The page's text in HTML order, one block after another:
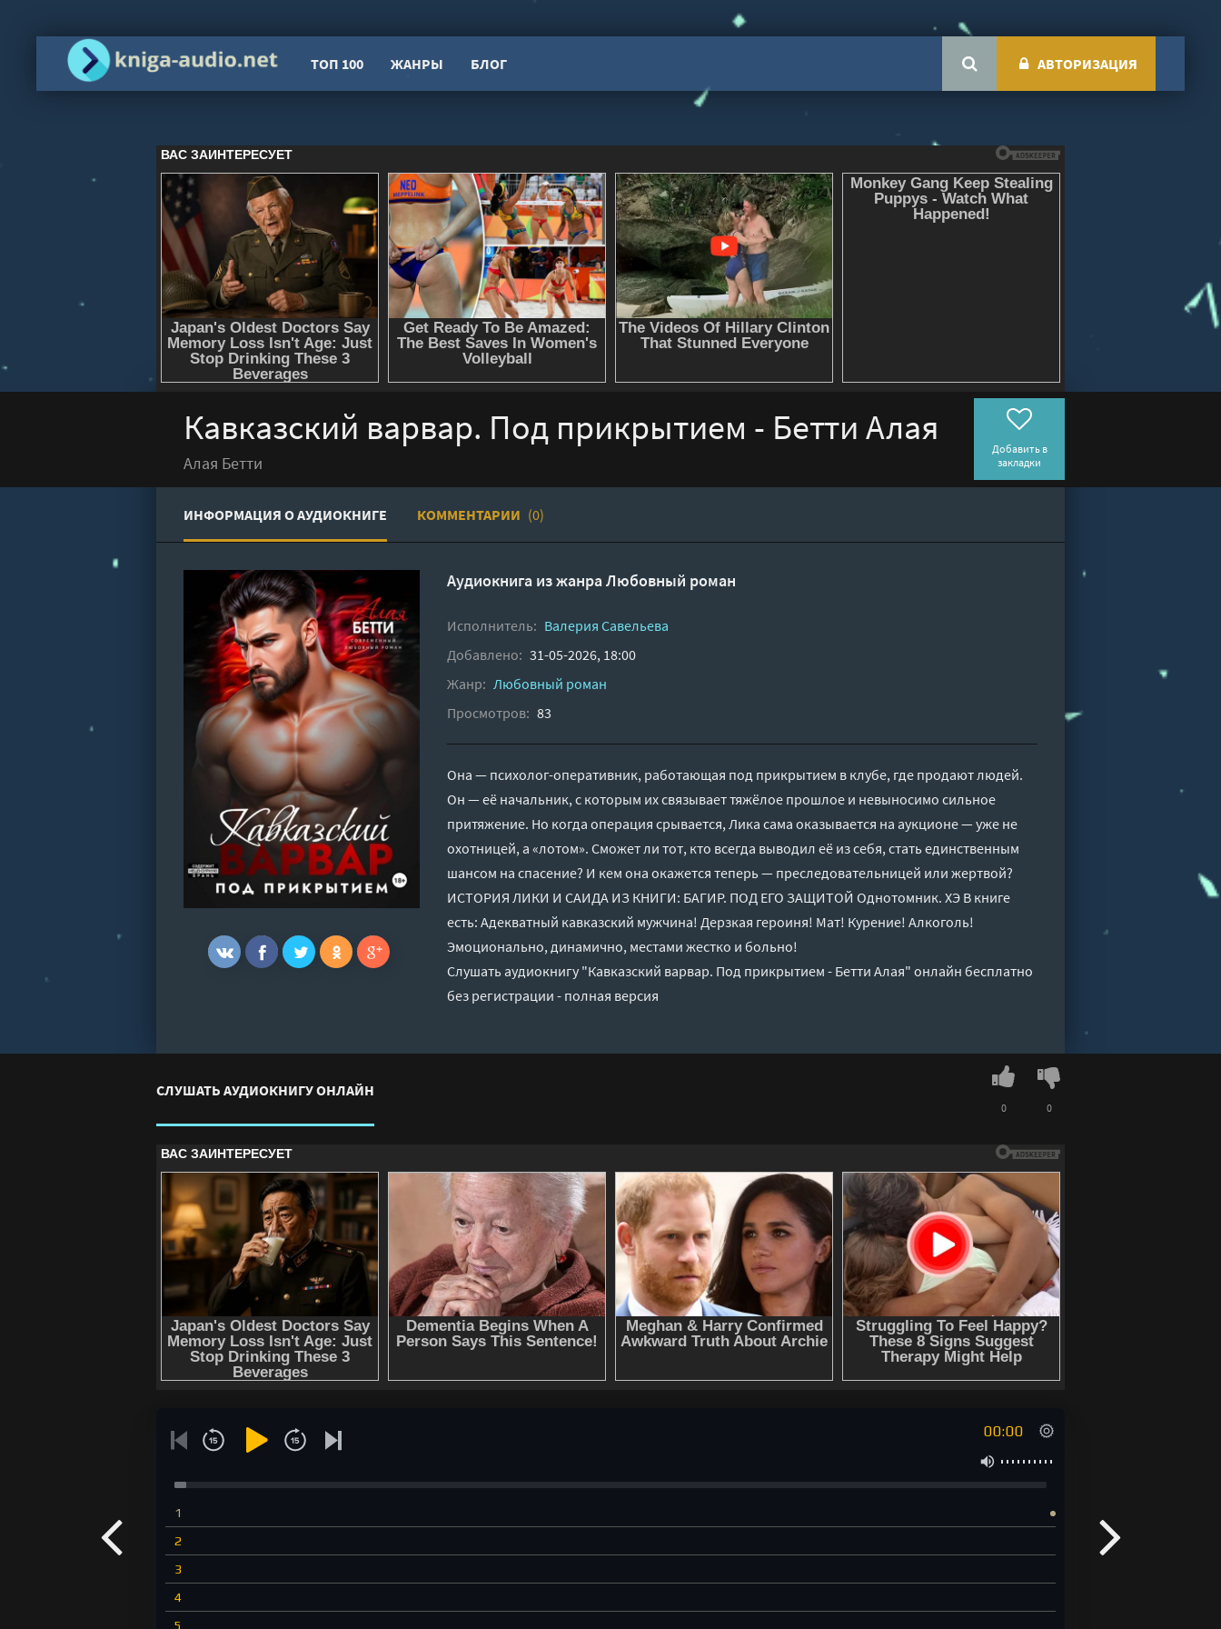
ТОП 100 ЖАНРЫ БЛОГ АВТОРИЗАЦИЯ
Кавказский варвар. Под прикрытием - Бетти Алая
Алая Бетти
Добавить в
закладки
ИНФОРМАЦИЯ О АУДИОКНИГЕ КОММЕНТАРИИ (0)
Аудиокнига из жанраЛюбовный роман
Исполнитель: Валерия Савельева
Добавлено: 31-05-2026, 18:00
Жанр: Любовный роман
Просмотров: 83
Она — психолог-оперативник, работающая под прикрытием в клубе, где продают людей.
Он — её начальник, с которым их связывает тяжёлое прошлое и невыносимо сильное
притяжение. Но когда операция срывается, Лика сама оказывается на аукционе — уже не
охотницей, а «лотом». Сможет ли тот, кто всегда выводил её из себя, стать единственным
шансом на спасение? И кем она окажется теперь — преследовательницей или жертвой?
ИСТОРИЯ ЛИКИ И САИДА ИЗ КНИГИ: БАГИР. ПОД ЕГО ЗАЩИТОЙ Однотомник. ХЭ В книге
есть: Адекватный кавказский мужчина! Дерзкая героиня! Мат! Курение! Алкоголь!
Эмоционально, динамично, местами жестко и больно!
Слушать аудиокнигу "Кавказский варвар. Под прикрытием - Бетти Алая" онлайн бесплатно
без регистрации - полная версия
СЛУШАТЬ АУДИОКНИГУ ОНЛАЙН
0 0
00:00
1
2
3
4
5